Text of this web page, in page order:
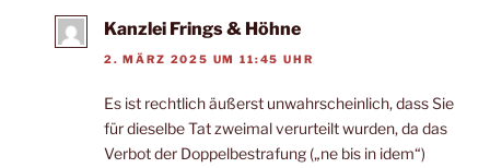
Kanzlei Frings & Höhne
2. MÄRZ 2025 UM 11:45 UHR
Es ist rechtlich äußerst unwahrscheinlich, dass Sie
für dieselbe Tat zweimal verurteilt wurden, da das
Verbot der Doppelbestrafung („ne bis in idem“)